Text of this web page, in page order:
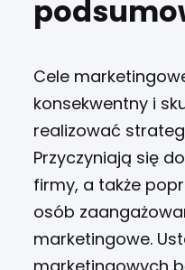
Cele
konsekwentny i
realizować
Przyczyniają się
firmy, a także
osób
marketingowe.